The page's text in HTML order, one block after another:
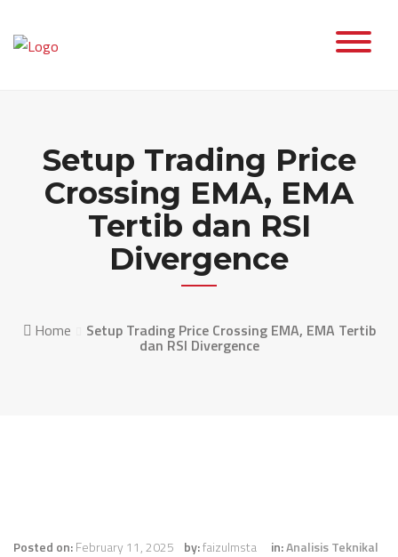
content
Setup Trading Price
Crossing EMA, EMA
Tertib dan RSI
Divergence
Home Setup Trading Price Crossing EMA, EMA Tertib
dan RSI Divergence
Posted on:February 11, 2025 by:faizulmsta in:Analisis Teknikal